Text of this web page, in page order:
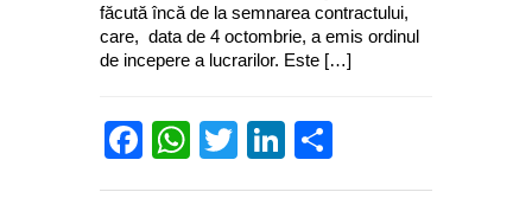
făcută încă de la semnarea contractului,
care, data de 4 octombrie, a emis ordinul
de incepere a lucrarilor. Este […]
Facebook
WhatsApp
TwitterLinkedIn